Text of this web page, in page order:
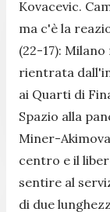
Kovacevic.
ma c'è la
(22-17):
rientrata
ai Quarti di
Spazio alla
Miner-
centro e il
sentire al
di due